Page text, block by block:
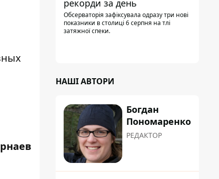
рекорди за день
Обсерваторія зафіксувала одразу три нові
показники в столиці 6 серпня на тлі
затяжної спеки.
НАШІ АВТОРИ
Богдан
Пономаренко
РЕДАКТОР